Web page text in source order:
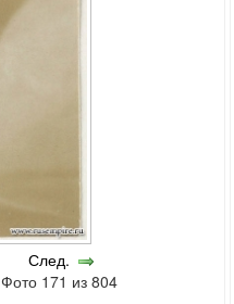
След.
Фото 171 из 804